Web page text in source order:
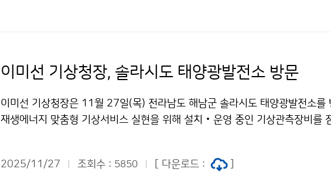
이미선 기상청장, 솔라시도 태양광발전소 방문
이미선 기상청장은 11월 27일(목) 전라남도 해남군 솔라시도 태양광발전소를
재생에너지 맞춤형 기상서비스 실현을 위해 설치‧운영 중인 기상관측장비를
2025/11/27 조회수 : 5850 [ 다운로드 :